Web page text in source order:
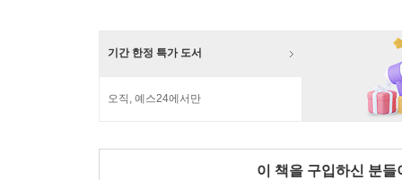
기간 한정 특가 도서
오직, 예스24에서만
이 책을 구입하신 분